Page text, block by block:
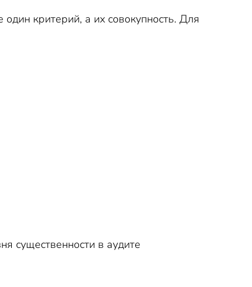
критерий, а их совокупность. Для
существенности в аудите